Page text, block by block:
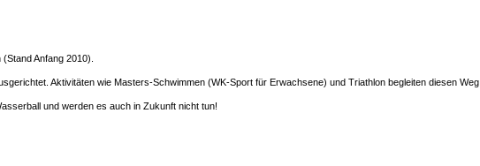
Anfang 2010).
Aktivitäten wie Masters-Schwimmen (WK-Sport für Erwachsene) und Triathlon begleiten diesen Weg.
und werden es auch in Zukunft nicht tun!